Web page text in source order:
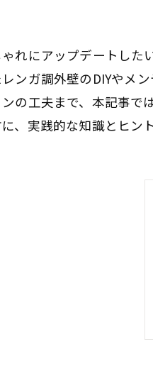
れにアップデートした
ンガ調外壁のDIYやメ
の工夫まで、本記事で
、実践的な知識とヒン